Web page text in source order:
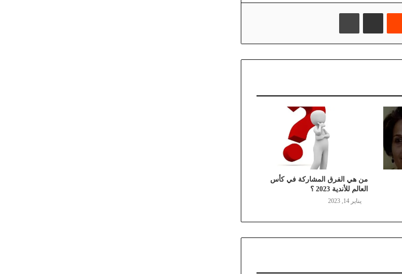
مشاركة عبر البريد
من هي الفرق المشاركة في كأس
العالم للأندية 2023 ؟
يناير 14, 2023